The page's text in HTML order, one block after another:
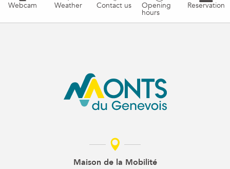
Webcam Weather Contact us Opening
hours
Reservation
Maison de la Mobilité